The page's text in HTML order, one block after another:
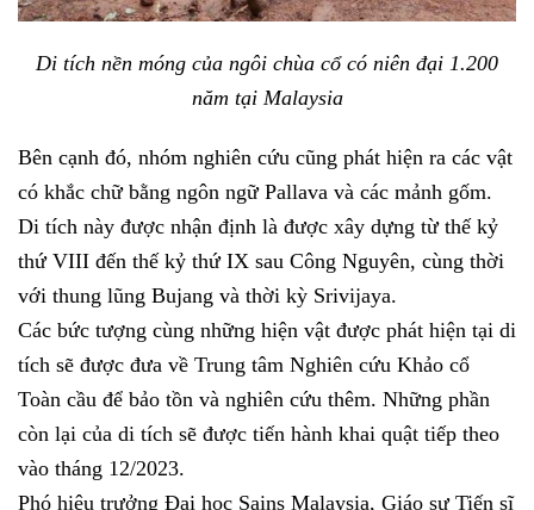
Di tích nền móng của ngôi chùa cổ có niên đại 1.200
năm tại Malaysia
Bên cạnh đó, nhóm nghiên cứu cũng phát hiện ra các vật
có khắc chữ bằng ngôn ngữ Pallava và các mảnh gốm.
Di tích này được nhận định là được xây dựng từ thế kỷ
thứ VIII đến thế kỷ thứ IX sau Công Nguyên, cùng thời
với thung lũng Bujang và thời kỳ Srivijaya.
Các bức tượng cùng những hiện vật được phát hiện tại di
tích sẽ được đưa về Trung tâm Nghiên cứu Khảo cổ
Toàn cầu để bảo tồn và nghiên cứu thêm. Những phần
còn lại của di tích sẽ được tiến hành khai quật tiếp theo
vào tháng 12/2023.
Phó hiệu trưởng Đại học Sains Malaysia, Giáo sư Tiến sĩ